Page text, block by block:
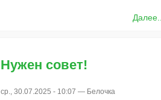
Далее...
Нужен совет!
ср., 30.07.2025 - 10:07 — Белочка